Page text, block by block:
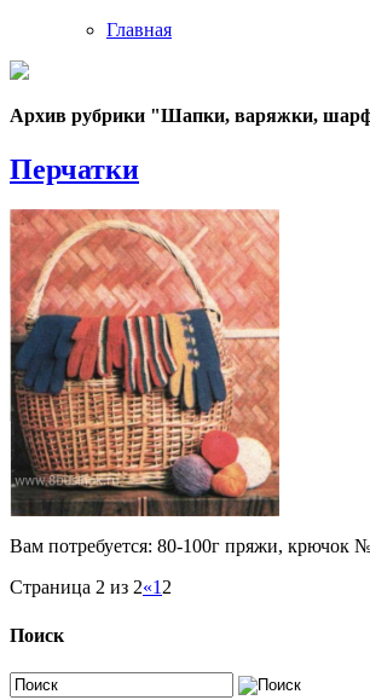
Главная
Архив рубрики "Шапки, варяжки,
Перчатки
Вам потребуется: 80-100г пряжи, крючок
Страница 2 из 2«12
Поиск